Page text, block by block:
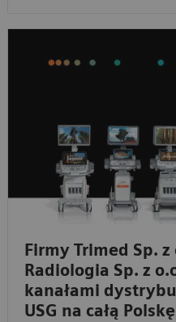
Firmy Trimed Sp. z
Radiologia Sp. z
kanałami
USG na całą Polskę